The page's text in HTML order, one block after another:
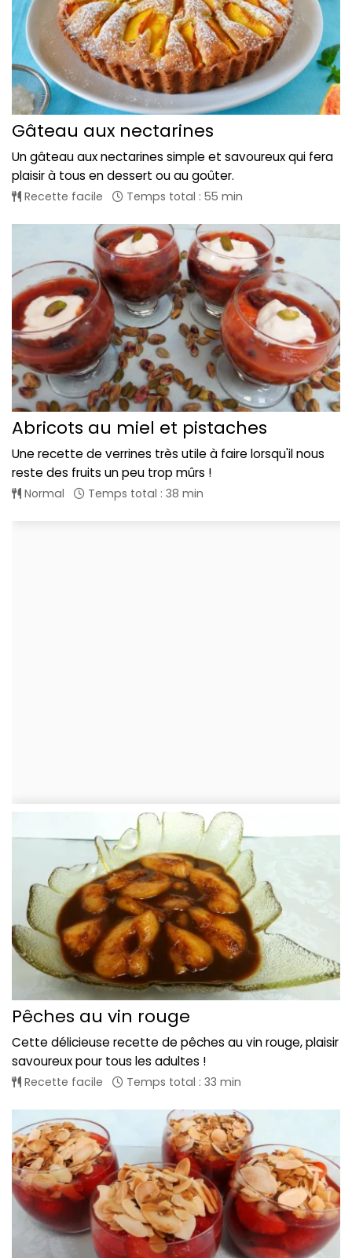
Gâteau aux nectarines
Un gâteau aux nectarines simple et savoureux qui fera
plaisir à tous en dessert ou au goûter.
Recette facile Temps total : 55 min
Abricots au miel et pistaches
Une recette de verrines très utile à faire lorsqu'il nous
reste des fruits un peu trop mûrs !
Normal Temps total : 38 min
Pêches au vin rouge
Cette délicieuse recette de pêches au vin rouge, plaisir
savoureux pour tous les adultes !
Recette facile Temps total : 33 min